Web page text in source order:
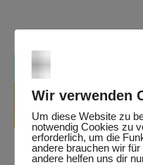
38:55
Elementare Malerei –
Basiswissen –
Wir verwenden
Um diese Website zu
notwendig Cookies zu
erforderlich, um die
andere brauchen wir
andere helfen uns dir